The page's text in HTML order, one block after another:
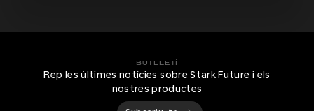
BUTLLETÍ
Rep les últimes notícies sobre Stark Future i els
nostres productes